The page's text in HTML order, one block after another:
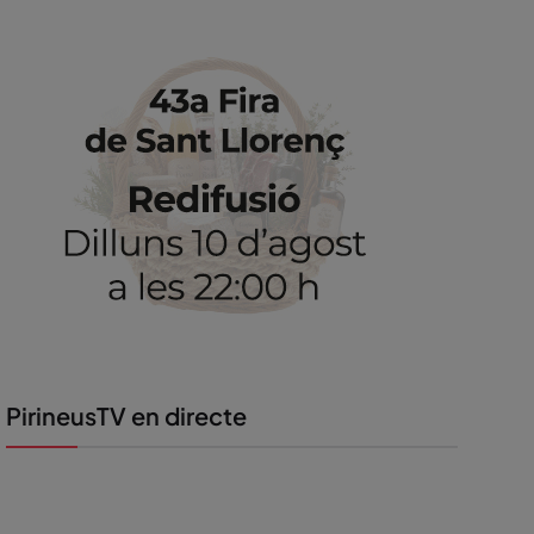
PirineusTV en directe